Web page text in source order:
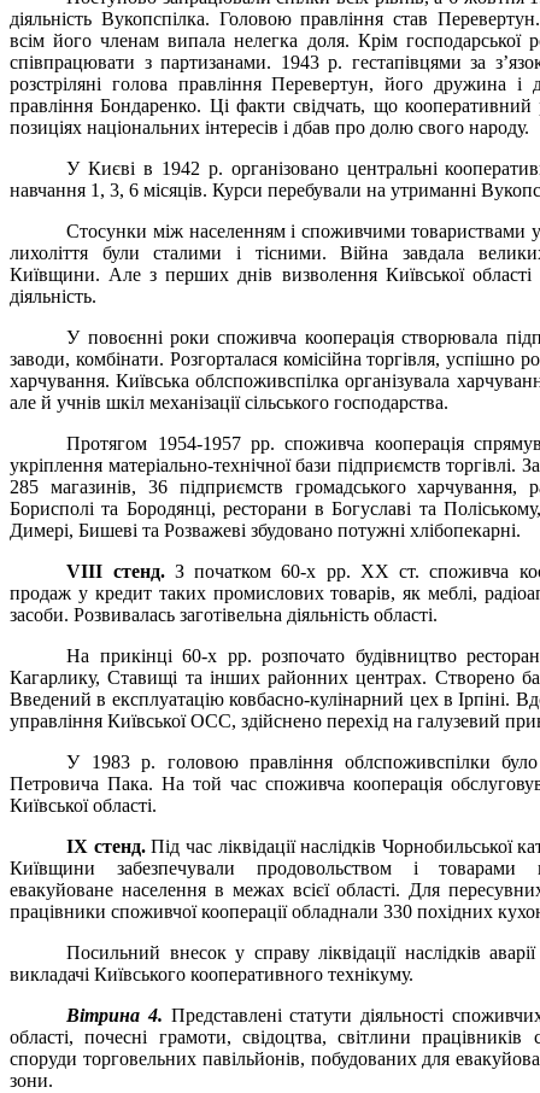
діяльність Вукопспілка. Головою правління став
всім його членам випала нелегка доля. Крім господарської
співпрацювати з партизанами. 1943 р. гестапівцями за
розстріляні голова правління Перевертун, його дружина
правління Бондаренко. Ці факти свідчать, що
позиціях національних інтересів і дбав про долю свого народу.
У Києві в 1942 р. організовано центральні
навчання 1, 3, 6 місяців. Курси перебували на утриманні
Стосунки між населенням і споживчими товариствами
лихоліття були сталими і тісними. Війна завдала
Київщини. Але з перших днів визволення Київської
діяльність.
У повоєнні роки споживча кооперація створювала
заводи, комбінати. Розгорталася комісійна торгівля, успішно
харчування. Київська облспоживспілка організувала
але й учнів шкіл механізації сільського господарства.
Протягом 1954-1957 рр. споживча кооперація
укріплення матеріально-технічної бази підприємств торгівлі.
285 магазинів, 36 підприємств громадського харчування,
Борисполі та Бородянці, ресторани в Богуславі та
Димері, Бишеві та Розважеві збудовано потужні хлібопекарні.
VIII стенд.З початком 60-х рр. ХХ ст. споживча
продаж у кредит таких промислових товарів, як меблі,
засоби. Розвивалась заготівельна діяльність області.
На прикінці 60-х рр. розпочато будівництво
Кагарлику, Ставищі та інших районних центрах. Створено
Введений в експлуатацію ковбасно-кулінарний цех в Ірпіні.
управління Київської ОСС, здійснено перехід на галузевий
У 1983 р. головою правління облспоживспілки
Петровича Пака. На той час споживча кооперація
Київської області.
ІХ стенд.Під час ліквідації наслідків Чорнобильської
Київщини забезпечували продовольством і товарами
евакуйоване населення в межах всієї області. Для
працівники споживчої кооперації обладнали 330 похідних
Посильний внесок у справу ліквідації наслідків
викладачі Київського кооперативного технікуму.
Вітрина 4. Представлені статути діяльності
області, почесні грамоти, свідоцтва, світлини працівників
споруди торговельних павільйонів, побудованих для
зони.